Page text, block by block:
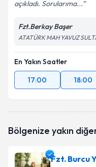
açıkladı. Sorularıma...
Fzt.Berkay Başer
ATATÜRK MAH YAVUZ
En Yakın Saatler
17:00
18:00
Bölgenize yakın
Fzt. Burcu